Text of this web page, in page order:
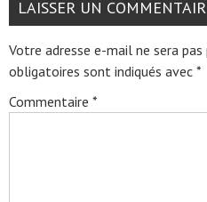
LAISSER UN
Votre adresse e-mail ne sera pas
obligatoires sont indiqués avec *
Commentaire *